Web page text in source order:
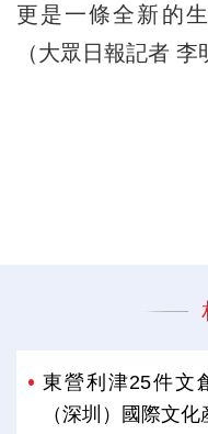
更是一條全新的
（大眾日報記者 李
東營利津25件文
（深圳）國際文